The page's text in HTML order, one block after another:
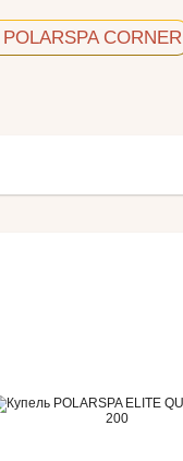
CORNER